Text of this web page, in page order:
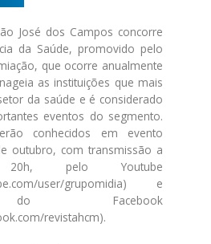
José dos Campos concorre
da Saúde, promovido pelo
que ocorre anualmente
as instituições que mais
da saúde e é considerado
eventos do segmento.
conhecidos em evento
outubro, com transmissão a
pelo Youtube
user/grupomidia) e
Facebook
revistahcm).